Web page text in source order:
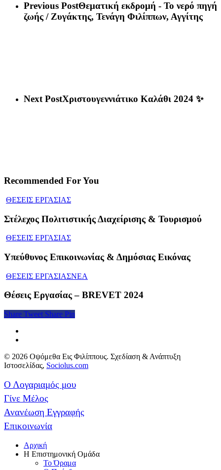
Previous PostΘεματική εκδρομή - Το νερό πηγή
ζωής / Ζυγάκτης, Τενάγη Φιλίππων, Αγγίτης
Next PostΧριστουγεννιάτικο Καλάθι 2024 ✨
Recommended For You
ΘΕΣΕΙΣ ΕΡΓΑΣΙΑΣ
Στέλεχος Πολιτιστικής Διαχείρισης & Τουρισμού
ΘΕΣΕΙΣ ΕΡΓΑΣΙΑΣ
Υπεύθυνος Επικοινωνίας & Δημόσιας Εικόνας
ΘΕΣΕΙΣ ΕΡΓΑΣΙΑΣΝΕΑ
Θέσεις Εργασίας – BREVET 2024
Share Tweet Share Pin
© 2026 Οψόμεθα Εις Φιλίππους. Σχεδίαση & Ανάπτυξη
Ιστοσελίδας, Sociolus.com
Ο Λογαριαμός μου
Γίνε Μέλος
Ανανέωση Εγγραφής
Επικοινωνία
Αρχική
Η Επιστημονική Ομάδα
Το Όραμα